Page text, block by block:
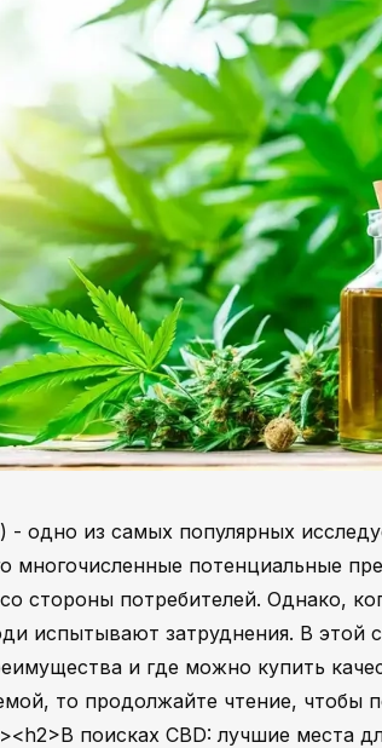
- одно из самых популярных
многочисленные потенциальные
стороны потребителей. Однако,
испытывают затруднения. В этой
и где можно купить
то продолжайте чтение, чтобы
поисках CBD: лучшие места